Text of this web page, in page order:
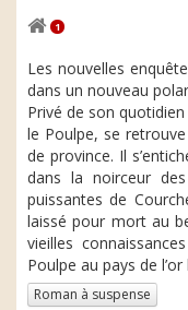
1
Les nouvelles
dans un nouveau
Privé de son
le Poulpe, se
de province. Il
dans la noirceur
puissantes de
laissé pour mort au
vieilles
Poulpe au pays de l’or
Roman à suspense